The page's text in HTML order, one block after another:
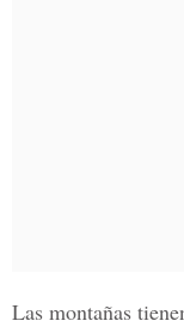
Las montañas